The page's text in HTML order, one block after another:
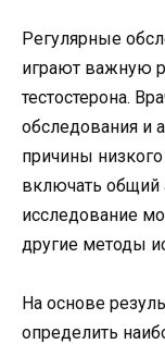
Регулярные
играют важную
тестостерона.
обследования и
причины
включать общий
исследование
другие методы
На основе
определить